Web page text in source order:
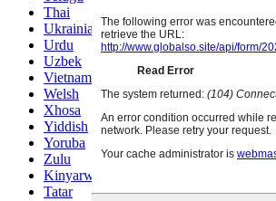
Thai
Ukrainian
Urdu
Uzbek
Vietnamese
Welsh
Xhosa
Yiddish
Yoruba
Zulu
Kinyarwanda
Tatar